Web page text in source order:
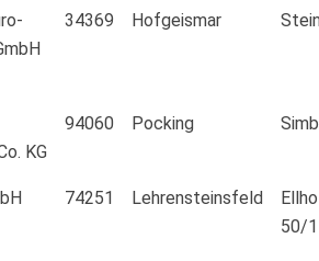
34369 Hofgeismar
KG
94060 Pocking
74251 Lehrensteinsfeld
50/1